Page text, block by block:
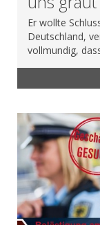
Er wollte
Deutschland,
vollmundig,